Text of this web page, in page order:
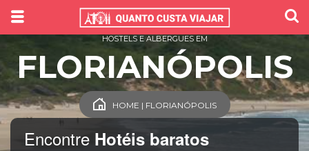
Encontre Hotéis baratos
HOSTELS E ALBERGUES EM
FLORIANÓPOLIS
HOME | FLORIANÓPOLIS